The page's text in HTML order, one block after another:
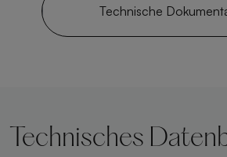
Technische
Technisches